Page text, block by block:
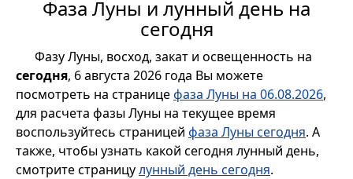
Фаза Луны и лунный день на
сегодня
Фазу Луны, восход, закат и освещенность на
сегодня, 6 августа 2026 года Вы можете
посмотреть на страницефаза Луны на 06.08.2026,
для расчета фазы Луны на текущее время
воспользуйтесь страницей фаза Луны сегодня. А
также, чтобы узнать какой сегодня лунный день,
смотрите страницулунный день сегодня.